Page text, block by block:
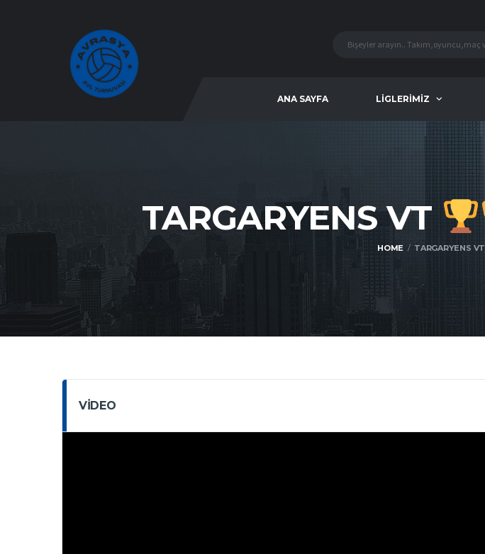
ANA SAYFA LIGLERIMIZ
TARGARYENS VT
HOME TARGARYENS VT
VIDEO